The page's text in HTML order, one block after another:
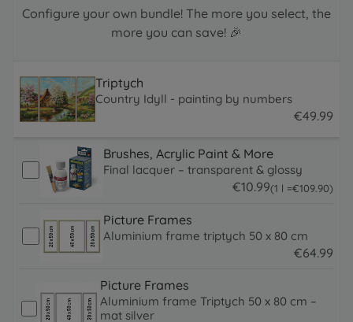
Configure your own bundle! The more you select, the
more you can save! 🎉
Triptych
Country Idyll - painting by numbers
€49.99
Brushes, Acrylic Paint & More
Final lacquer – transparent & glossy
€10.99(1 l =€109.90
109.9 EUR )
Picture Frames
Aluminium frame triptych 50 x 80 cm
€64.99
Picture Frames
Aluminium frame Triptych 50 x 80 cm –
mat silver